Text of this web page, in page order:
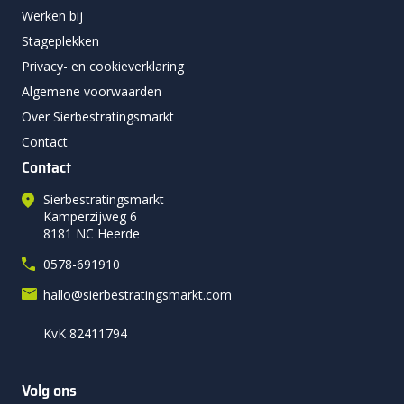
Werken bij
Stageplekken
Privacy- en cookieverklaring
Algemene voorwaarden
Over Sierbestratingsmarkt
Contact
Contact
Sierbestratingsmarkt
Kamperzijweg 6
8181 NC Heerde
0578-691910
hallo@sierbestratingsmarkt.com
KvK 82411794
Volg ons